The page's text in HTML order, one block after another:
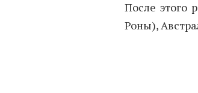
После этого
Роны),